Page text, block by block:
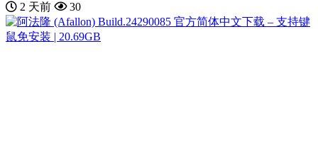
2 天前 30